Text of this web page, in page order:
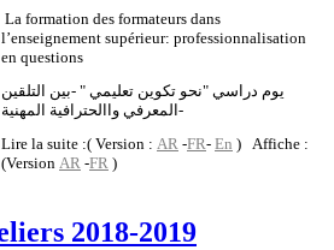
La formation des formateurs dans
l’enseignement supérieur: professionnalisation
en questions
يوم دراسي "نحو تكوين تعليمي " -بين التلقين
المعرفي واالحترافية المهنية-
Lire la suite :( Version : AR -FR- En ) Affiche :
(Version AR -FR )
2018-2019